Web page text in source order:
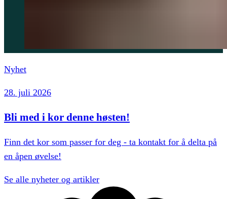
Nyhet
28. juli 2026
Bli med i kor denne høsten!
Finn det kor som passer for deg - ta kontakt for å delta på
en åpen øvelse!
Se alle nyheter og artikler